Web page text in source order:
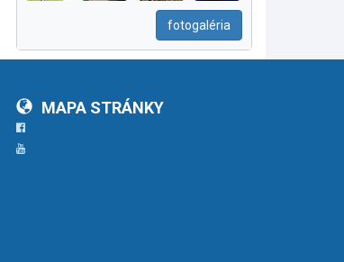
fotogaléria
MAPA STRÁNKY
Facebook
YouTube